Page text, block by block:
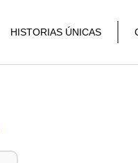
HISTORIAS ÚNICAS